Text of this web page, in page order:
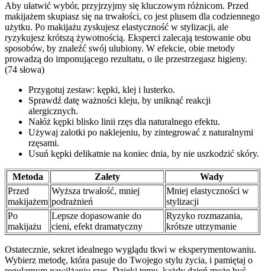
Aby ułatwić wybór, przyjrzyjmy się kluczowym różnicom. Przed
makijażem skupiasz się na trwałości, co jest plusem dla codziennego
użytku. Po makijażu zyskujesz elastyczność w stylizacji, ale
ryzykujesz krótszą żywotnością. Eksperci zalecają testowanie obu
sposobów, by znaleźć swój ulubiony. W efekcie, obie metody
prowadzą do imponującego rezultatu, o ile przestrzegasz higieny.
(74 słowa)
Przygotuj zestaw: kępki, klej i lusterko.
Sprawdź datę ważności kleju, by uniknąć reakcji
alergicznych.
Nałóż kępki blisko linii rzęs dla naturalnego efektu.
Używaj zalotki po naklejeniu, by zintegrować z naturalnymi
rzęsami.
Usuń kępki delikatnie na koniec dnia, by nie uszkodzić skóry.
Metoda Zalety
Wady
Przed
makijażem
Wyższa trwałość, mniej
podrażnień
Mniej elastyczności w
stylizacji
Po
makijażu
Lepsze dopasowanie do
cieni, efekt dramatyczny
Ryzyko rozmazania,
krótsze utrzymanie
Ostatecznie, sekret idealnego wyglądu tkwi w eksperymentowaniu.
Wybierz metodę, która pasuje do Twojego stylu życia, i pamiętaj o